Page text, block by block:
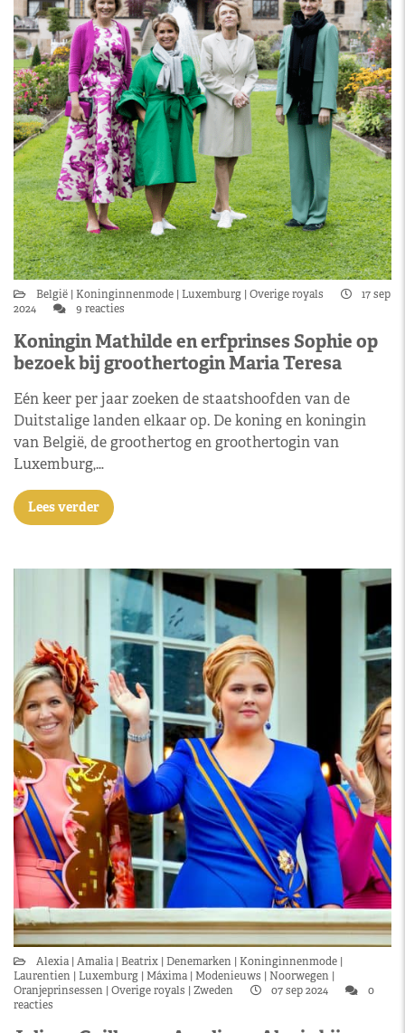
België Koninginnenmode Luxemburg Overige royals
17 sep
2024
9 reacties
Koningin Mathilde en erfprinses Sophie op
bezoek bij groothertogin Maria Teresa
Eén keer per jaar zoeken de staatshoofden van de
Duitstalige landen elkaar op. De koning en koningin
van België, de groothertog en groothertogin van
Luxemburg,…
Lees verder
Alexia Amalia Beatrix Denemarken Koninginnenmode
Laurentien Luxemburg Máxima Modenieuws
Noorwegen
Oranjeprinsessen Overige royals Zweden 07 sep 2024
0
reacties